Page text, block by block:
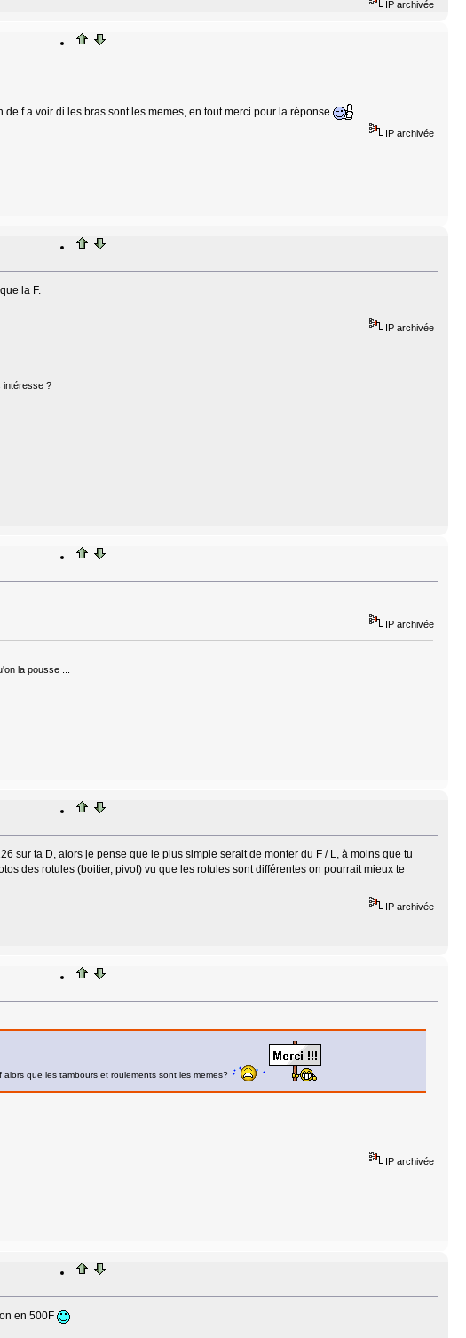
IP archivée
f a voir di les bras sont les memes, en tout merci pour la réponse
IP archivée
la F.
IP archivée
intéresse ?
IP archivée
la pousse ...
sur ta D, alors je pense que le plus simple serait de monter du F / L, à moins que tu
des rotules (boitier, pivot) vu que les rotules sont différentes on pourrait mieux te
IP archivée
que les tambours et roulements sont les memes?
IP archivée
en 500F